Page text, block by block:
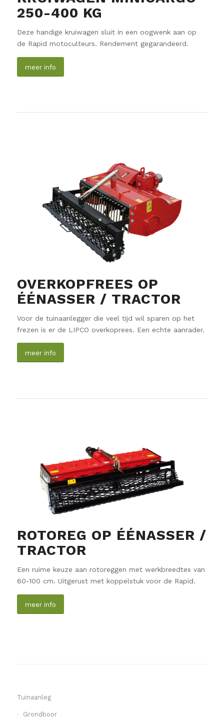
250-400 KG
Deze handige kruiwagen sluit in een oogwenk aan op
de Rapid motoculteurs. Rendement gegarandeerd.
meer info
OVERKOPFREES OP
ÉÉNASSER / TRACTOR
Voor de tuinaanlegger die veel tijd wil sparen op het
frezen is er de LIPCO overkoprees. Een echte aanrader.
meer info
ROTOREG OP ÉÉNASSER /
TRACTOR
Een ruime keuze aan rotoreggen met werkbreedtes van
60-100 cm. Uitgerust met koppelstuk voor de Rapid.
meer info
Tuinaanleg
Grondboor